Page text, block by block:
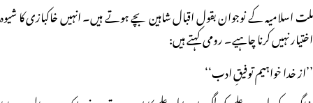
ملت اسلامیہ کے نوجوان بقول اقبال شاہین بچے ہوتے ہیں۔ انہیں خاکبازی کا شیوہ
اختیار نہیں کرنا چاہیے۔ رومی کہتے ہیں:
’’از خدا خواہیم توفیقِ ادب‘‘